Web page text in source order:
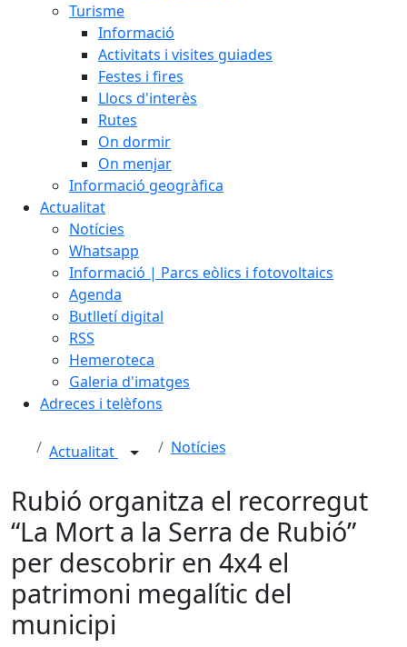
Turisme
Informació
Activitats i visites guiades
Festes i fires
Llocs d'interès
Rutes
On dormir
On menjar
Informació geogràfica
Actualitat
Notícies
Whatsapp
Informació | Parcs eòlics i fotovoltaics
Agenda
Butlletí digital
RSS
Hemeroteca
Galeria d'imatges
Adreces i telèfons
Actualitat Notícies
Rubió organitza el recorregut
“La Mort a la Serra de Rubió”
per descobrir en 4x4 el
patrimoni megalític del
municipi